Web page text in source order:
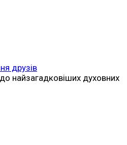
друзів
найзагадковіших духовних